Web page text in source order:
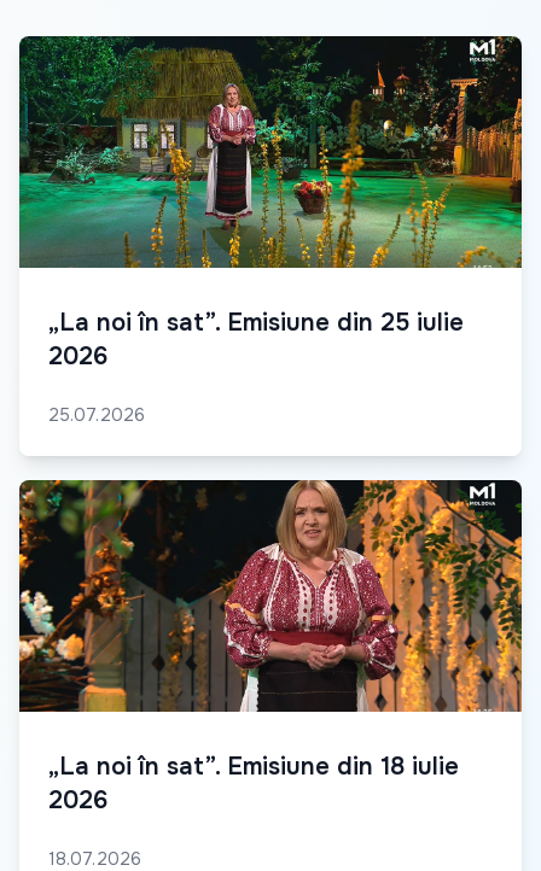
„La noi în sat”. Emisiune din 25 iulie
2026
25.07.2026
„La noi în sat”. Emisiune din 18 iulie
2026
18.07.2026